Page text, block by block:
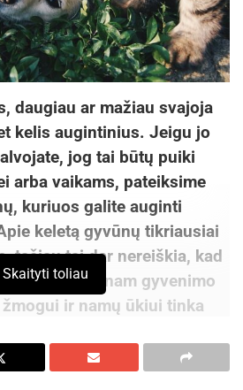
daugiau ar mažiau svajoja
kelis augintinius. Jeigu jo
jog tai būtų puiki
arba vaikams, pateiksime
kuriuos galite auginti
keletą gyvūnų tikriausiai
tačiau tai dar nereiškia, kad
Kiekvienam gyvenimo
ir namų ūkiui tinka
populiarių pasirinkimų
Skaityti toliau